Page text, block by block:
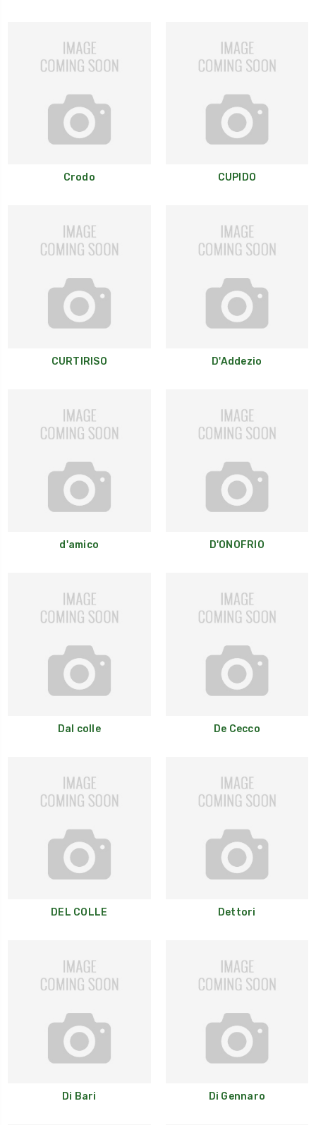
Crodo CUPIDO
CURTIRISO D'Addezio
d'amico D'ONOFRIO
Dal colle De Cecco
DEL COLLE Dettori
Di Bari Di Gennaro